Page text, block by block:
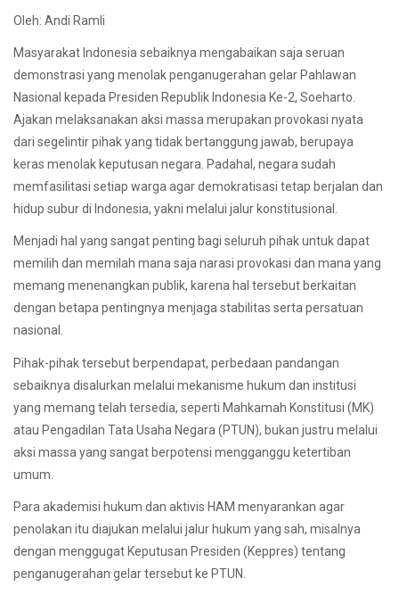
Oleh: Andi Ramli
Masyarakat Indonesia sebaiknya mengabaikan saja seruan
demonstrasi yang menolak penganugerahan gelar Pahlawan
Nasional kepada Presiden Republik Indonesia Ke-2, Soeharto.
Ajakan melaksanakan aksi massa merupakan provokasi nyata
dari segelintir pihak yang tidak bertanggung jawab, berupaya
keras menolak keputusan negara. Padahal, negara sudah
memfasilitasi setiap warga agar demokratisasi tetap berjalan dan
hidup subur di Indonesia, yakni melalui jalur konstitusional.
Menjadi hal yang sangat penting bagi seluruh pihak untuk dapat
memilih dan memilah mana saja narasi provokasi dan mana yang
memang menenangkan publik, karena hal tersebut berkaitan
dengan betapa pentingnya menjaga stabilitas serta persatuan
nasional.
Pihak-pihak tersebut berpendapat, perbedaan pandangan
sebaiknya disalurkan melalui mekanisme hukum dan institusi
yang memang telah tersedia, seperti Mahkamah Konstitusi (MK)
atau Pengadilan Tata Usaha Negara (PTUN), bukan justru melalui
aksi massa yang sangat berpotensi mengganggu ketertiban
umum.
Para akademisi hukum dan aktivis HAM menyarankan agar
penolakan itu diajukan melalui jalur hukum yang sah, misalnya
dengan menggugat Keputusan Presiden (Keppres) tentang
penganugerahan gelar tersebut ke PTUN.